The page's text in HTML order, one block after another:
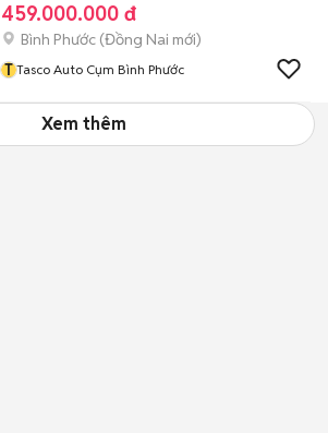
459.000.000 đ
Bình Phước (Đồng Nai mới)
T Tasco Auto Cụm Bình Phước
Xem thêm